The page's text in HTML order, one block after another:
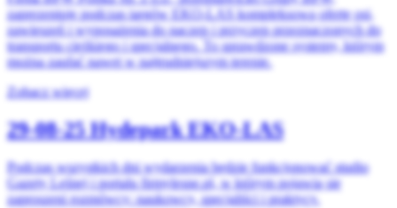
zaprezentuje podczas targów EKO-LAS kompleksową ofertę osi,
zawieszeń i wyposażenia do naczep i przyczep przeznaczonych do
transportu ciężkiego i specjalnego. To sprawdzone systemy, którym
można zaufać nawet w najtrudniejszym terenie.
Zobacz więcej
29-08-25Hydepark EKO-LAS
Podczas wszystkich dni wydarzenia będzie funkcjonować studio
Gazety Leśnej i portalu firmylesne.pl, w którym pojawią się
zaproszeni rozmówcy: naukowcy, specjaliści i praktycy.